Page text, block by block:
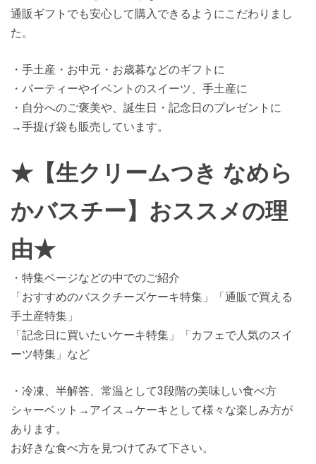
通販ギフトでも安心して購入できるようにこだわりまし
た。
・手土産・お中元・お歳暮などのギフトに
・パーティーやイベントのスイーツ、手土産に
・自分へのご褒美や、誕生日・記念日のプレゼントに
→手提げ袋も販売しています。
★【生クリームつき なめら
かバスチー】おススメの理
由★
・特集ページなどの中でのご紹介
「おすすめのバスクチーズケーキ特集」「通販で買える
手土産特集」
「記念日に買いたいケーキ特集」「カフェで人気のスイ
ーツ特集」など
・冷凍、半解答、常温として3段階の美味しい食べ方
シャーベット→アイス→ケーキとして様々な楽しみ方が
あります。
お好きな食べ方を見つけてみて下さい。